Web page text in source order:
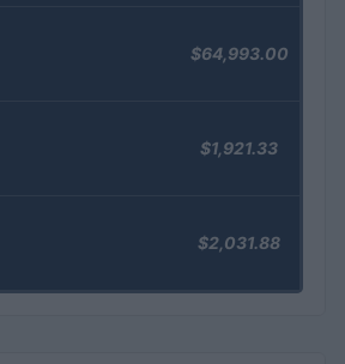
$64,993.00
$1,921.33
$2,031.88